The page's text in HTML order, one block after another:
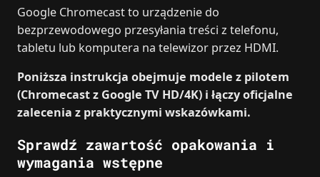
Google Chromecast to urządzenie do
bezprzewodowego przesyłania treści z telefonu,
tabletu lub komputera na telewizor przez HDMI.
Poniższa instrukcja obejmuje modele z pilotem
(Chromecast z Google TV HD/4K) i łączy oficjalne
zalecenia z praktycznymi wskazówkami.
Sprawdź zawartość opakowania i
wymagania wstępne